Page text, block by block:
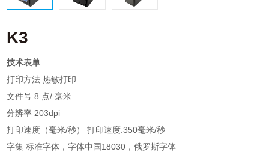
K3
技术表单
打印方法 热敏打印
文件号 8 点/ 毫米
分辨率 203dpi
打印速度（毫米/秒） 打印速度:350毫米/秒
字集 标准字体，字体中国18030，俄罗斯字体